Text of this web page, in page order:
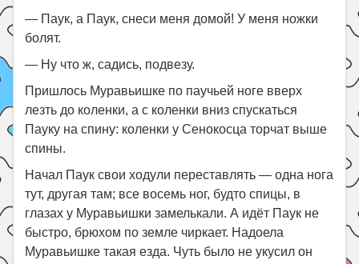
— Паук, а Паук, снеси меня домой! У меня ножки
болят.
— Ну что ж, садись, подвезу.
Пришлось Муравьишке по паучьей ноге вверх
лезть до коленки, а с коленки вниз спускаться
Пауку на спину: коленки у Сенокосца торчат выше
спины.
Начал Паук свои ходули переставлять — одна нога
тут, другая там; все восемь ног, будто спицы, в
глазах у Муравьишки замелькали. А идёт Паук не
быстро, брюхом по земле чиркает. Надоела
Муравьишке такая езда. Чуть было не укусил он